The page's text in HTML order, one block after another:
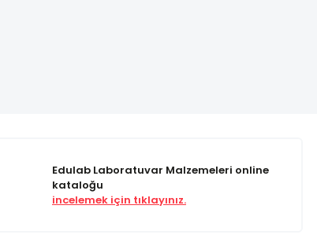
Edulab Laboratuvar Malzemeleri online
kataloğu
incelemek için tıklayınız.